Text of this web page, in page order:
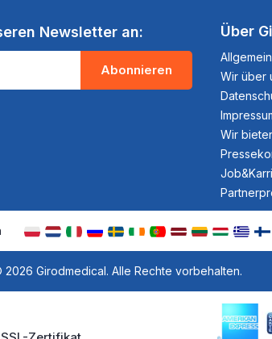
Newsletter an:
Abonnieren
Über
Wir über
Wir
2026 Girodmedical. Alle Rechte vorbehalten.